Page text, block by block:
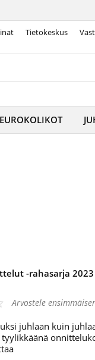
Tietokeskus
EUROKOLIKOT
-rahasarja 2023
Arvostele
juhlaan kuin
2023